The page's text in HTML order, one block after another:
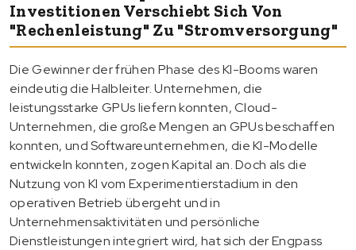
Investitionen Verschiebt Sich Von
"Rechenleistung" Zu "Stromversorgung"
Die Gewinner der frühen Phase des KI-Booms waren
eindeutig die Halbleiter. Unternehmen, die
leistungsstarke GPUs liefern konnten, Cloud-
Unternehmen, die große Mengen an GPUs beschaffen
konnten, und Softwareunternehmen, die KI-Modelle
entwickeln konnten, zogen Kapital an. Doch als die
Nutzung von KI vom Experimentierstadium in den
operativen Betrieb übergeht und in
Unternehmensaktivitäten und persönliche
Dienstleistungen integriert wird, hat sich der Engpass